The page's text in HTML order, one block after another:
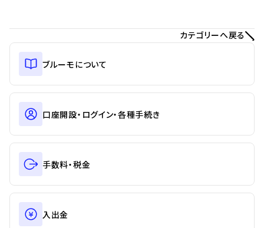
カテゴリーへ戻る
ブルーモについて
口座開設・ログイン・各種手続き
手数料・税金
入出金